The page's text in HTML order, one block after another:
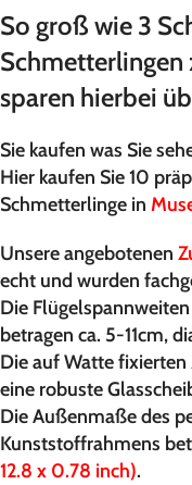
So groß wie 3
Schmetterlingen
sparen hierbei
Sie kaufen was Sie
Hier kaufen Sie 10
Schmetterlinge in
Unsere angebotenen
echt und wurden
Die
betragen ca. 5-11cm,
Die auf Watte fixierten
eine robuste
Die Außenmaße des
Kunststoffrahmens
12.8 x 0.78 inch).